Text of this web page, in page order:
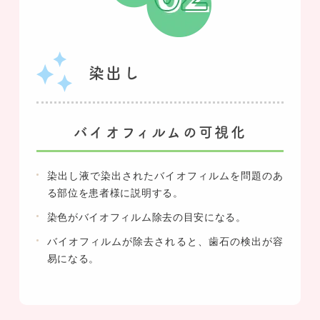
染出し
バイオフィルムの可視化
染出し液で染出されたバイオフィルムを問題のあ
る部位を患者様に説明する。
染色がバイオフィルム除去の目安になる。
バイオフィルムが除去されると、歯石の検出が容
易になる。